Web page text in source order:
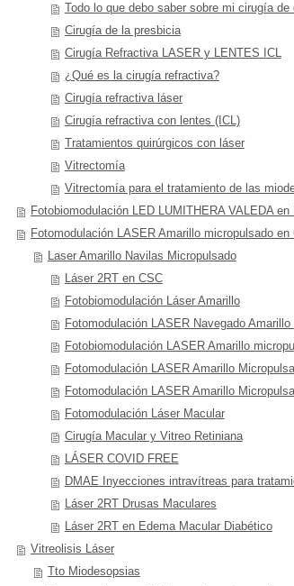
Todo lo que debo saber sobre mi cirugía de
Cirugía de la presbicia
Cirugía Refractiva LASER y LENTES ICL
¿Qué es la cirugía refractiva?
Cirugía refractiva láser
Cirugía refractiva con lentes (ICL)
Tratamientos quirúrgicos con láser
Vitrectomía
Vitrectomía para el tratamiento de las
Fotobiomodulación LED LUMITHERA VALEDA
Fotomodulación LASER Amarillo micropulsado en
Laser Amarillo Navilas Micropulsado
Láser 2RT en CSC
Fotobiomodulación Láser Amarillo
Fotomodulación LASER Navegado
Fotobiomodulación LASER Amarillo
Fotomodulación LASER Amarillo
Fotomodulación LASER Amarillo
Fotomodulación Láser Macular
Cirugía Macular y Vitreo Retiniana
LÁSER COVID FREE
DMAE Inyecciones intravítreas para
Láser 2RT Drusas Maculares
Láser 2RT en Edema Macular Diabético
Vitreolisis Láser
Tto Miodesopsias